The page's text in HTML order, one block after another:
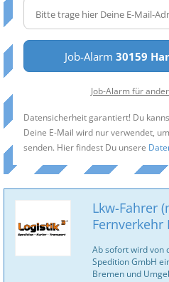
Job-Alarm 30159
Job-Alarm für
Datensicherheit garantiert! Du
Deine E-Mail wird nur verwendet,
senden. Hier findest Du unsere
Lkw-Fahrer
Fernverkehr
Ab sofort wird von
Spedition GmbH
Bremen und